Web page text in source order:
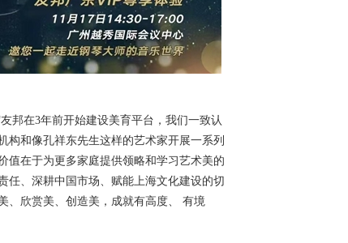
邦在3年前开始建设美育平台，我们一致认
构和像孔祥东先生这样的艺术家开展一系列
值在于为更多家庭提供领略和学习艺术美的
任、深耕中国市场、赋能上海文化建设的切
、欣赏美、创造美，成就有高度、 有境